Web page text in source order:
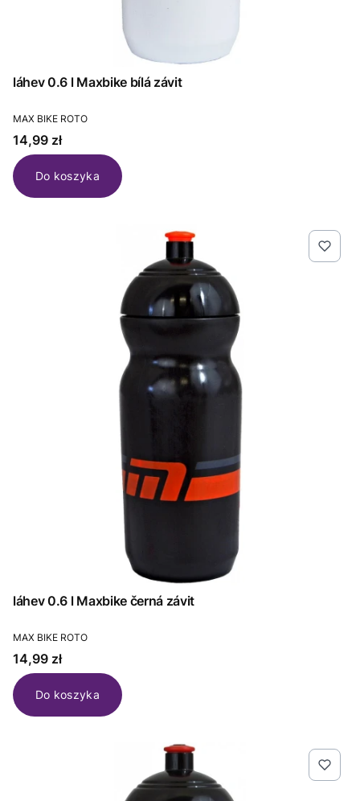
láhev 0.6 l Maxbike bílá závit
PRODUCENT
MAX BIKE ROTO
Cena
14,99 zł
Do koszyka
láhev 0.6 l Maxbike černá závit
PRODUCENT
MAX BIKE ROTO
Cena
14,99 zł
Do koszyka